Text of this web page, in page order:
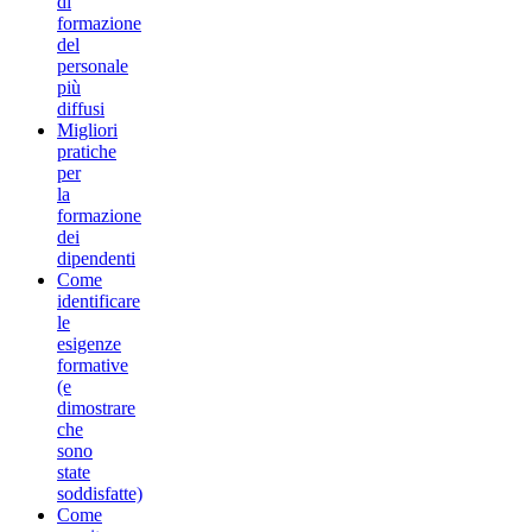
formazione
del
personale
più
diffusi
Migliori
pratiche
per
la
formazione
dei
dipendenti
Come
identificare
le
esigenze
formative
(e
dimostrare
che
sono
state
soddisfatte)
Come